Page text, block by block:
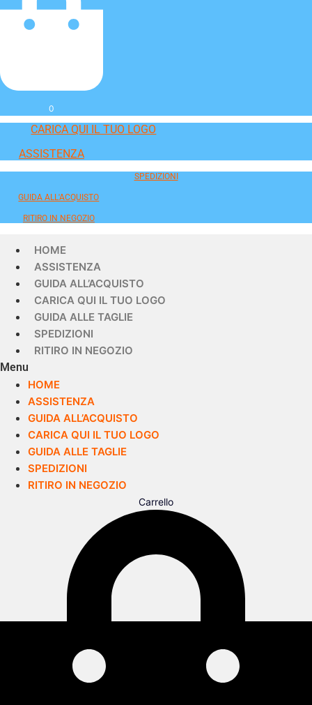
0
CARICA QUI IL TUO LOGO
ASSISTENZA
SPEDIZIONI
GUIDA ALL'ACQUISTO
RITIRO IN NEGOZIO
HOME
ASSISTENZA
GUIDA ALL’ACQUISTO
CARICA QUI IL TUO LOGO
GUIDA ALLE TAGLIE
SPEDIZIONI
RITIRO IN NEGOZIO
Menu
HOME
ASSISTENZA
GUIDA ALL’ACQUISTO
CARICA QUI IL TUO LOGO
GUIDA ALLE TAGLIE
SPEDIZIONI
RITIRO IN NEGOZIO
Carrello